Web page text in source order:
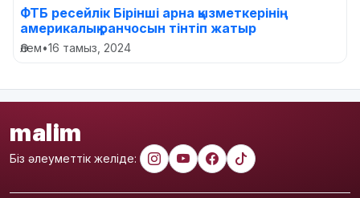
ФТБ ресейлік Бірінші арна қызметкерінің
америкалық ранчосын тінтіп жатыр
Әлем•16 тамыз, 2024
malim
Біз әлеуметтік желіде: